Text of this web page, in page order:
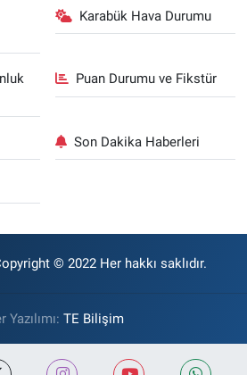
Karabük Hava Durumu
Puan Durumu ve Fikstür
Son Dakika Haberleri
© 2022 Her hakkı saklıdır.
Yazılımı: TE Bilişim